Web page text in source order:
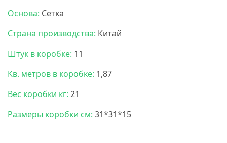
Основа: Сетка
Страна производства: Китай
Штук в коробке: 11
Кв. метров в коробке: 1,87
Вес коробки кг: 21
Размеры коробки см: 31*31*15